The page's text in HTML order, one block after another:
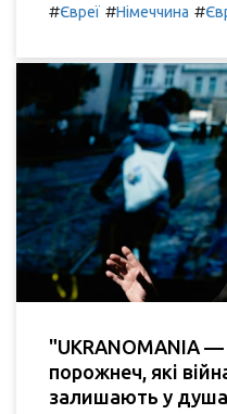
#Євреї #Німеччина #
"UKRANOMANIA
порожнеч, які
залишають у